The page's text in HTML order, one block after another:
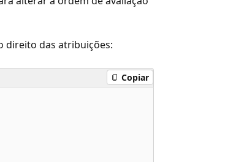
direito das atribuições:
Copiar